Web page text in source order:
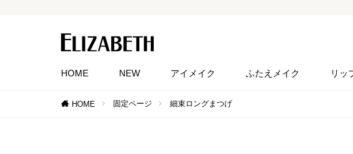
HOME NEW アイメイク ふたえメイク リッ
HOME 固定ページ 細束ロングまつげ